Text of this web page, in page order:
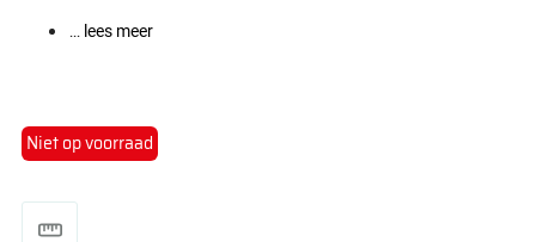
... lees meer
Niet op voorraad